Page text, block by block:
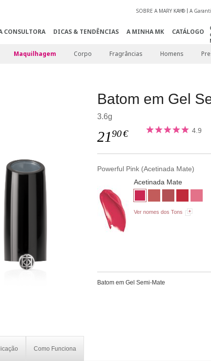
CONSULTORA DICAS & TENDÊNCIAS A MINHA MK CATÁLOGO
SOBRE A MARY KAY® A
Maquilhagem Corpo Fragrâncias Homens
Batom em Gel
3.6g
2190€ 4.9
Powerful Pink (Acetinada Mate)
Acetinada Mate
Ver nomes dos Tons
Batom em Gel Semi-Mate
Como Funciona